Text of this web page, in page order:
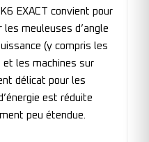
EXACT convient pour
meuleuses d’angle
(y compris les
et les machines sur
délicat pour les
est réduite
peu étendue.